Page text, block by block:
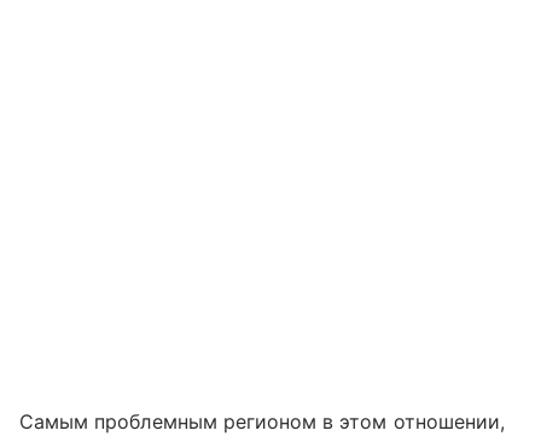
Самым проблемным регионом в этом отношении,